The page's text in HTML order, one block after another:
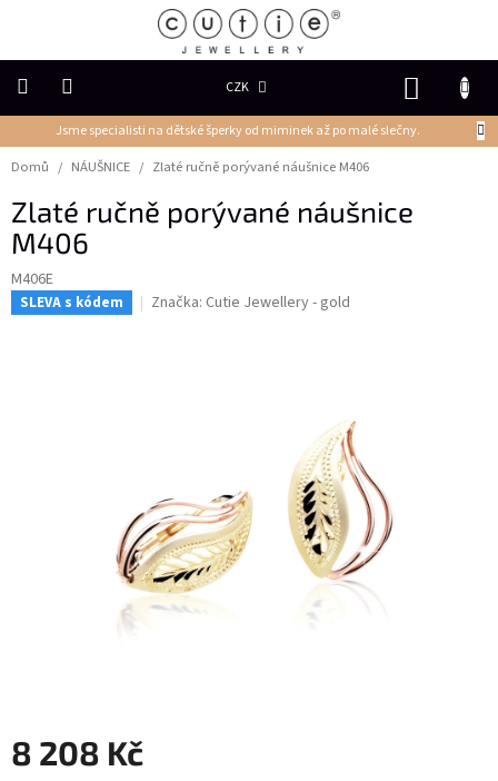
Jsme specialisti na dětské šperky od miminek až po malé slečny.
CZK
DĚTSKÉ
ŠPERKY
PRSTENY
NÁUŠNICE
VELKOOBCHOD
Domů / NÁUŠNICE / Zlaté ručně porývané náušnice M406
Zlaté ručně porývané náušnice
M406
M406E
SLEVA s kódem Značka: Cutie Jewellery - gold
8 208 Kč